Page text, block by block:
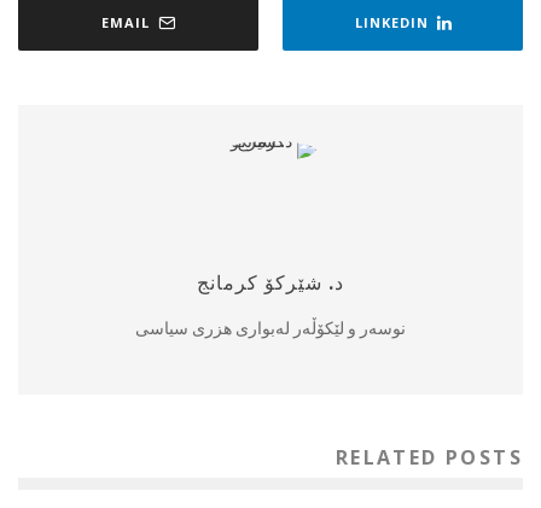
LINKEDIN
EMAIL
د. شێرکۆ کرمانج
نوسەر و لێکۆڵەر لەبواری هزری سیاسی
RELATED POSTS